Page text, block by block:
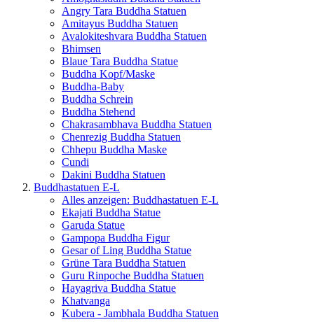
Angry Tara Buddha Statuen
Amitayus Buddha Statuen
Avalokiteshvara Buddha Statuen
Bhimsen
Blaue Tara Buddha Statue
Buddha Kopf/Maske
Buddha-Baby
Buddha Schrein
Buddha Stehend
Chakrasambhava Buddha Statuen
Chenrezig Buddha Statuen
Chhepu Buddha Maske
Cundi
Dakini Buddha Statuen
Buddhastatuen E-L
Alles anzeigen: Buddhastatuen E-L
Ekajati Buddha Statue
Garuda Statue
Gampopa Buddha Figur
Gesar of Ling Buddha Statue
Grüne Tara Buddha Statuen
Guru Rinpoche Buddha Statuen
Hayagriva Buddha Statue
Khatvanga
Kubera - Jambhala Buddha Statuen